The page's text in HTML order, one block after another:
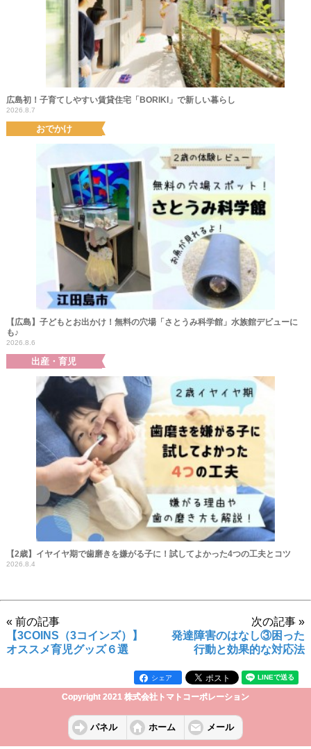
広島初！子育てしやすい賃貸住宅「BORIKI」で新しい暮らし
2026.8.7
おでかけ
【広島】子どもとお出かけ！無料の穴場「さとうみ科学館」水族館デビューに
も♪
2026.8.6
出産・育児
【2歳】イヤイヤ期で歯磨きを嫌がる子に！試してよかった4つの工夫とコツ
2026.8.4
« 前の記事
【3COINS（3コインズ）】
オススメ育児グッズ６選
次の記事 »
発達障害のはなし③困った
行動と効果的な対応法
シェア
Copyright 2021 株式会社トマトコーポレーション
パネル ホーム メール